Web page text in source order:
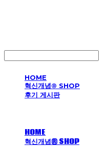
HOME
혁신개념® SHOP
후기 게시판
HOME
혁신개념® SHOP